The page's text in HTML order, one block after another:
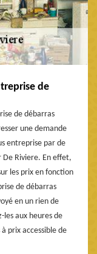
de
de débarras
une demande
entreprise par de
De Riviere. En effet,
les prix en fonction
de débarras
en un rien de
les aux heures de
prix accessible de